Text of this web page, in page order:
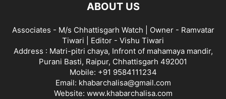
ABOUT US
Associates - M/s Chhattisgarh Watch | Owner - Ramvatar
Tiwari | Editor - Vishu Tiwari
Address : Matri-pitri chaya, Infront of mahamaya mandir,
Purani Basti, Raipur, Chhattisgarh 492001
Mobile: +91 9584111234
Email: khabarchalisa@gmail.com
Website: www.khabarchalisa.com